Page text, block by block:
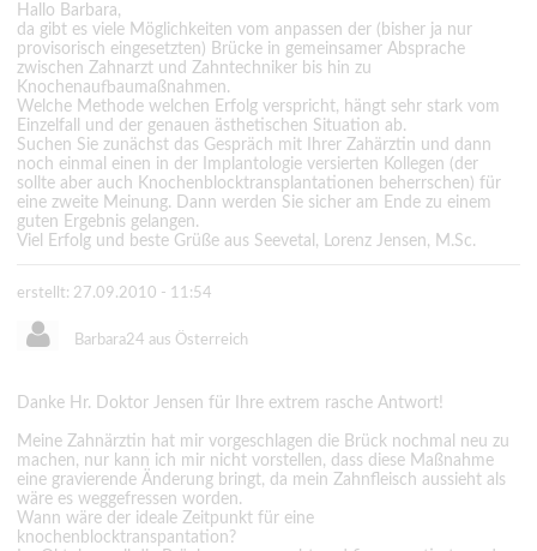
Hallo Barbara,
da gibt es viele Möglichkeiten vom anpassen der (bisher ja nur
provisorisch eingesetzten) Brücke in gemeinsamer Absprache
zwischen Zahnarzt und Zahntechniker bis hin zu
Knochenaufbaumaßnahmen.
Welche Methode welchen Erfolg verspricht, hängt sehr stark vom
Einzelfall und der genauen ästhetischen Situation ab.
Suchen Sie zunächst das Gespräch mit Ihrer Zahärztin und dann
noch einmal einen in der Implantologie versierten Kollegen (der
sollte aber auch Knochenblocktransplantationen beherrschen) für
eine zweite Meinung. Dann werden Sie sicher am Ende zu einem
guten Ergebnis gelangen.
Viel Erfolg und beste Grüße aus Seevetal, Lorenz Jensen, M.Sc.
erstellt: 27.09.2010 - 11:54
Barbara24 aus Österreich
Danke Hr. Doktor Jensen für Ihre extrem rasche Antwort!
Meine Zahnärztin hat mir vorgeschlagen die Brück nochmal neu zu
machen, nur kann ich mir nicht vorstellen, dass diese Maßnahme
eine gravierende Änderung bringt, da mein Zahnfleisch aussieht als
wäre es weggefressen worden.
Wann wäre der ideale Zeitpunkt für eine
knochenblocktranspantation?